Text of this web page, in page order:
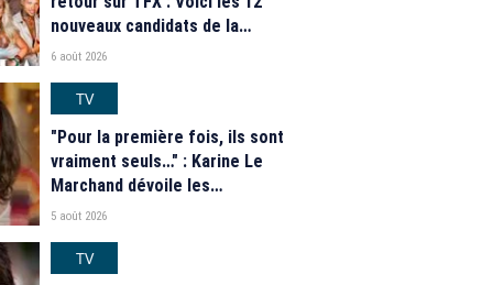
nouveaux candidats de la
saison 2026
6 août 2026
TV
"Pour la première fois, ils sont
vraiment seuls…" : Karine Le
Marchand dévoile les
nouveautés des speed dating
2026
5 août 2026
TV